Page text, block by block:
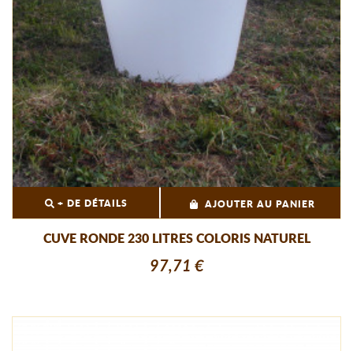
+ DE DÉTAILS AJOUTER AU PANIER
CUVE RONDE 230 LITRES COLORIS NATUREL
97,71 €